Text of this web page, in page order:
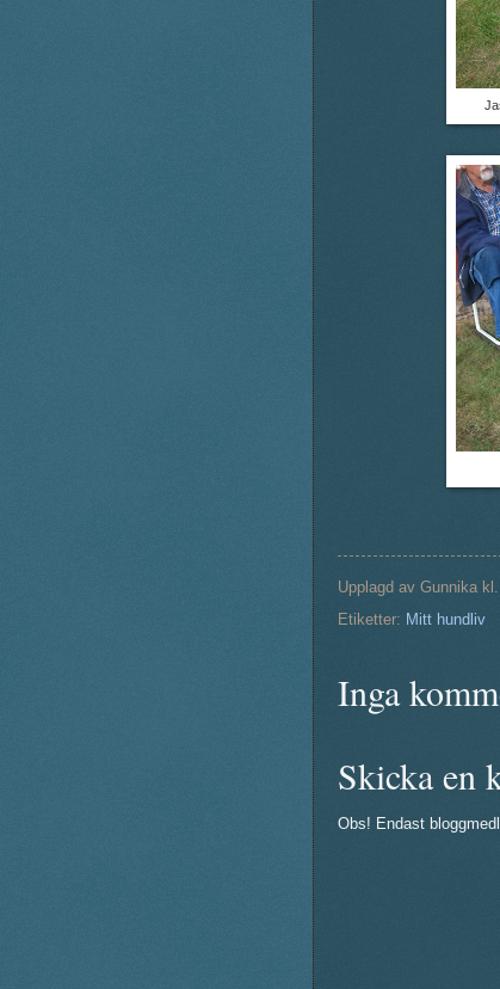
Upplagd av Gunnika kl.
Etiketter: Mitt hundliv
Inga
Skicka en
Obs! Endast